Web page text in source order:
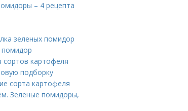
– 4 рецепта
зеленых помидор
помидор
сортов картофеля
подборку
сорта картофеля
Зеленые помидоры,